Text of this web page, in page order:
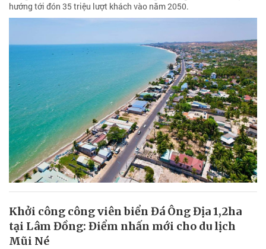
hướng tới đón 35 triệu lượt khách vào năm 2050.
Khởi công công viên biển Đá Ông Địa 1,2ha
tại Lâm Đồng: Điểm nhấn mới cho du lịch
Mũi Né